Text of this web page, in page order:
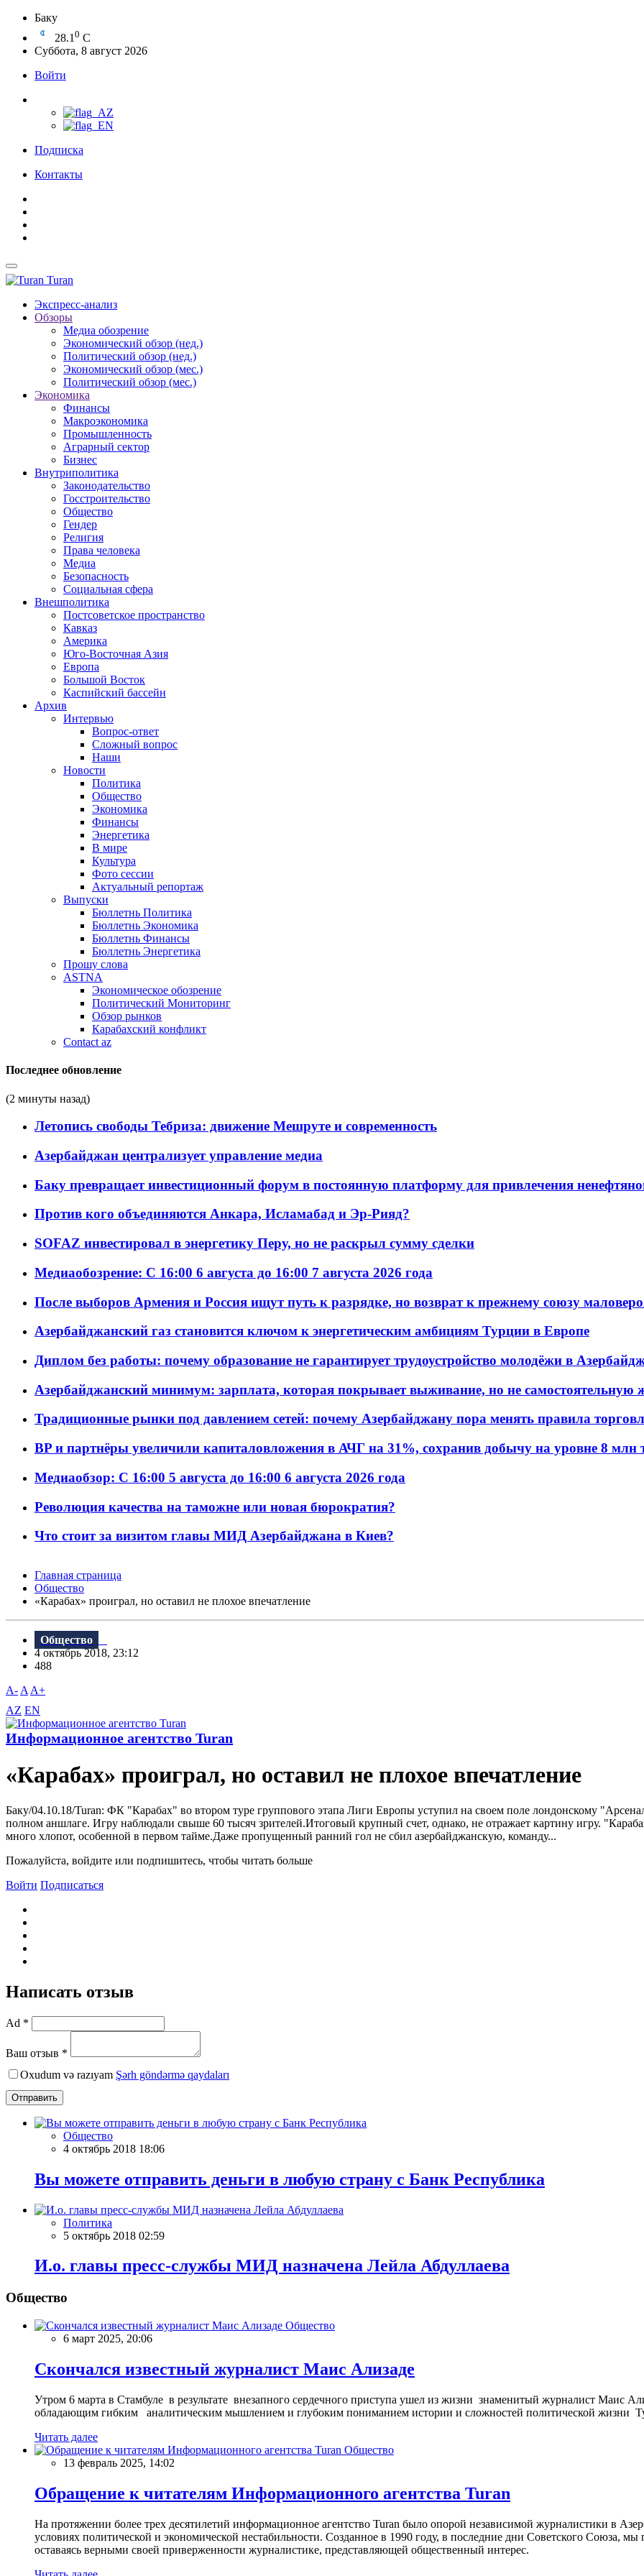
Баку
28.1 0 C
Суббота, 8 август 2026
Войти
Подписка
Контакты
Turan
Экспресс-анализ
Обзоры
Медиа обозрение
Экономический обзор (нед.)
Политический обзор (нед.)
Экономический обзор (мес.)
Политический обзор (мес.)
Экономика
Финансы
Макроэкономика
Промышленность
Аграрный сектор
Бизнес
Внутриполитика
Законодательство
Госстроительство
Общество
Гендер
Религия
Права человека
Медиа
Безопасность
Социальная сфера
Внешполитика
Постсоветское пространство
Кавказ
Америка
Юго-Восточная Азия
Европа
Большой Восток
Каспийский бассейн
Архив
Интервью
Вопрос-ответ
Сложный вопрос
Наши
Новости
Политика
Общество
Экономика
Финансы
Энергетика
В мире
Культура
Фото сессии
Актуальный репортаж
Выпуски
Бюллетнь Политика
Бюллетнь Экономика
Бюллетнь Финансы
Бюллетнь Энергетика
Прошу слова
ASTNA
Экономическое обозрение
Политический Мониторинг
Обзор рынков
Карабахский конфликт
Contact az
Последнее обновление
(2 минуты назад)
Летопись свободы Тебриза: движение Мешруте и современность
Азербайджан централизует управление медиа
Баку превращает инвестиционный форум в постоянную платформу для привлечения
Против кого объединяются Анкара, Исламабад и Эр-Рияд?
SOFAZ инвестировал в энергетику Перу, но не раскрыл сумму сделки
Медиаобозрение: С 16:00 6 августа до 16:00 7 августа 2026 года
После выборов Армения и Россия ищут путь к разрядке, но возврат к прежнему союзу
Азербайджанский газ становится ключом к энергетическим амбициям Турции в Европе
Диплом без работы: почему образование не гарантирует трудоустройство молодёжи в
Азербайджанский минимум: зарплата, которая покрывает выживание, но не самостоятельную
Традиционные рынки под давлением сетей: почему Азербайджану пора менять правила
BP и партнёры увеличили капиталовложения в АЧГ на 31%, сохранив добычу на уровне 8 млн
Медиаобзор: С 16:00 5 августа до 16:00 6 августа 2026 года
Революция качества на таможне или новая бюрократия?
Что стоит за визитом главы МИД Азербайджана в Киев?
Главная страница
Общество
«Карабах» проиграл, но оставил не плохое впечатление
Общество
4 октябрь 2018, 23:12
488
A- A A+
AZ EN
Информационное агентство Turan
«Карабах» проиграл, но оставил не плохое впечатление
Баку/04.10.18/Turan: ФК "Карабах" во втором туре группового этапа Лиги Европы уступил на своем поле лондонскому
полном аншлаге. Игру наблюдали свыше 60 тысяч зрителей.Итоговый крупный счет, однако, не отражает картину игру.
много хлопот, особенной в первом тайме.Даже пропущенный ранний гол не сбил азербайджанскую, команду...
Пожалуйста, войдите или подпишитесь, чтобы читать больше
Войти Подписаться
Написать отзыв
Ad *
Ваш отзыв *
Oxudum və razıyam Şərh göndərmə qaydaları
Отправить
Общество
4 октябрь 2018 18:06
Вы можете отправить деньги в любую страну с Банк Республика
Политика
5 октябрь 2018 02:59
И.о. главы пресс-службы МИД назначена Лейла Абдуллаева
Общество
Общество
6 март 2025, 20:06
Скончался известный журналист Маис Ализаде
Утром 6 марта в Стамбуле в результате внезапного сердечного приступа ушел из жизни знаменитый журналист Маис
обладающим гибким аналитическим мышлением и глубоким пониманием истории и сложностей политической жизни
Читать далее
Общество
13 февраль 2025, 14:02
Обращение к читателям Информационного агентства Turan
На протяжении более трех десятилетий информационное агентство Turan было опорой независимой журналистики в
условиях политической и экономической нестабильности. Созданное в 1990 году, в последние дни Советского Союза,
оставаясь верными своей приверженности журналистике, представляющей общественный интерес.